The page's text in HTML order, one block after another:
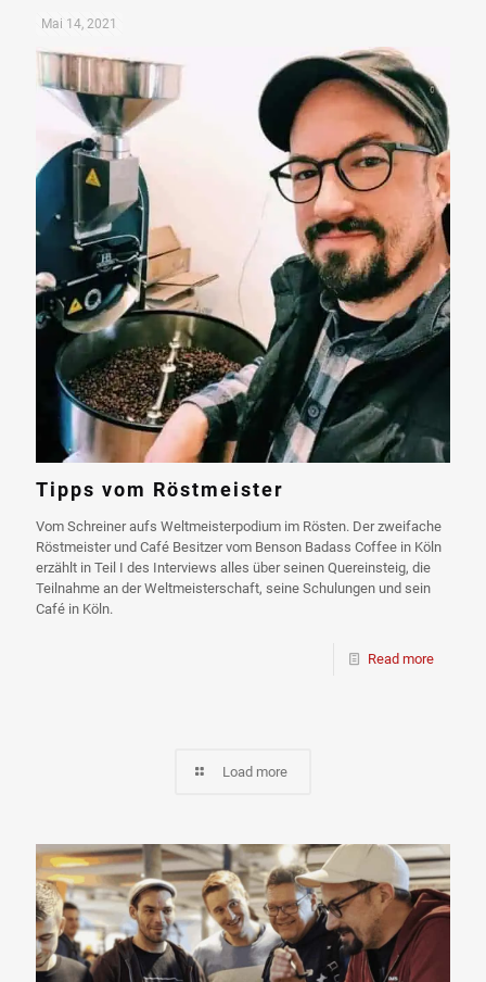
Mai 14, 2021
Tipps vom Röstmeister
Vom Schreiner aufs Weltmeisterpodium im Rösten. Der zweifache
Röstmeister und Café Besitzer vom Benson Badass Coffee in Köln
erzählt in Teil I des Interviews alles über seinen Quereinsteig, die
Teilnahme an der Weltmeisterschaft, seine Schulungen und sein
Café in Köln.
Read more
Load more